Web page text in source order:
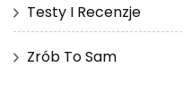
Testy I Recenzje
Zrób To Sam